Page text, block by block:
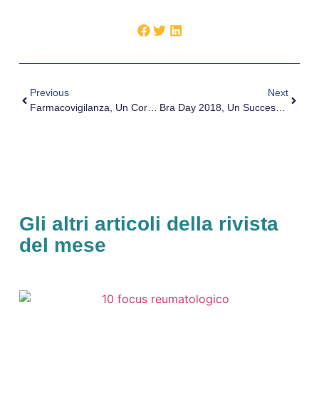
Previous
Farmacovigilanza, Un Corso Per Mmg
Next
Bra Day 2018, Un Successo La Prima Edizione Della Giornata Mondiale Per La Consapevolezza Sulla Ricostruzione Mammaria
Gli altri articoli della rivista
del mese